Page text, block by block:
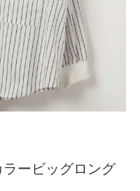
ラービッグロング